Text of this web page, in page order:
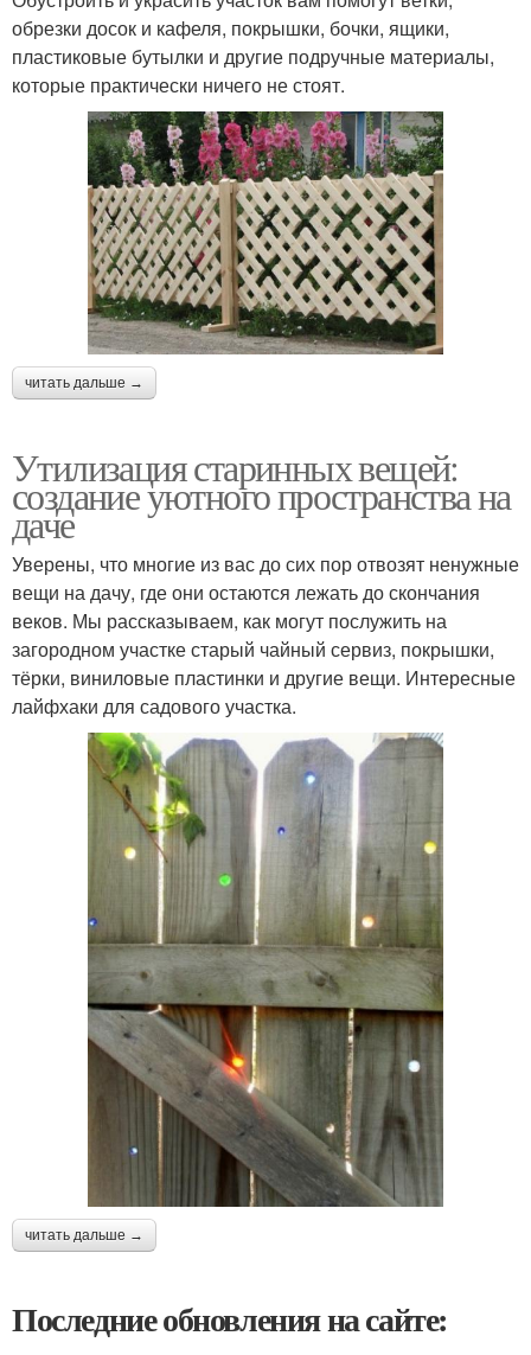
обрезки досок и кафеля, покрышки, бочки, ящики,
пластиковые бутылки и другие подручные материалы,
которые практически ничего не стоят.
читать дальше →
Утилизация старинных вещей:
создание уютного пространства на
даче
Уверены, что многие из вас до сих пор отвозят ненужные
вещи на дачу, где они остаются лежать до скончания
веков. Мы рассказываем, как могут послужить на
загородном участке старый чайный сервиз, покрышки,
тёрки, виниловые пластинки и другие вещи. Интересные
лайфхаки для садового участка.
читать дальше →
Последние обновления на сайте: